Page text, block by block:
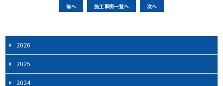
ー
ナ
ビ
ゲ
ー
前へ 施工事例一覧へ 次へ
2026
2025
2024